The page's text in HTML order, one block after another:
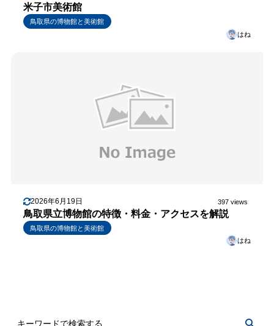
米子市美術館
鳥取県の博物館と美術館
はね
2026年6月19日 397 views
鳥取県立博物館の特徴・料金・アクセスを解説
鳥取県の博物館と美術館
はね